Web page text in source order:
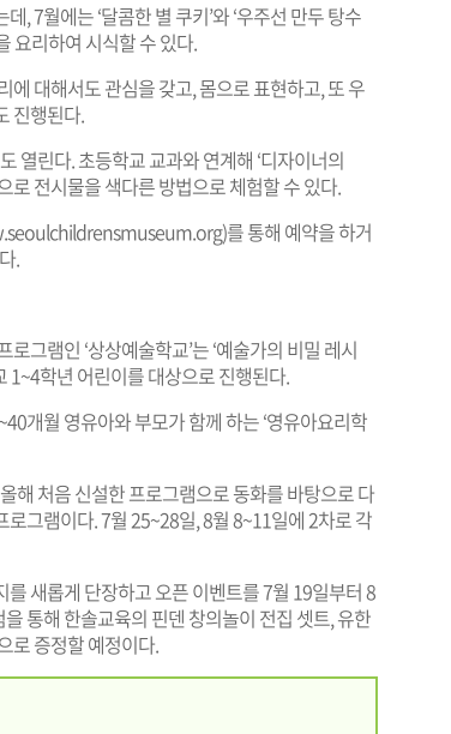
, 7월에는 ‘달콤한 별 쿠키’와 ‘우주선 만두 탕수
요리하여 시식할 수 있다.
대해서도 관심을 갖고, 몸으로 표현하고, 또 우
진행된다.
열린다. 초등학교 교과와 연계해 ‘디자이너의
로 전시물을 색다른 방법으로 체험할 수 있다.
)를 통해 예약을 하거
.
그램인 ‘상상예술학교’는 ‘예술가의 비밀 레시
1~4학년 어린이를 대상으로 진행된다.
개월 영유아와 부모가 함께 하는 ‘영유아요리학
해 처음 신설한 프로그램으로 동화를 바탕으로 다
그램이다. 7월 25~28일, 8월 8~11일에 2차로 각
새롭게 단장하고 오픈 이벤트를 7월 19일부터 8
통해 한솔교육의 핀덴 창의놀이 전집 셋트, 유한
로 증정할 예정이다.